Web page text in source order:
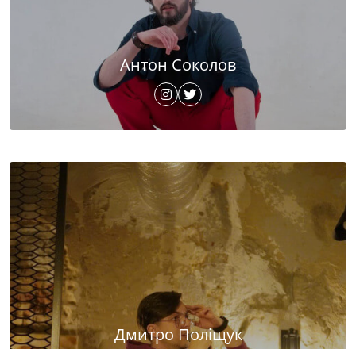
Антон Соколов
Дмитро Поліщук